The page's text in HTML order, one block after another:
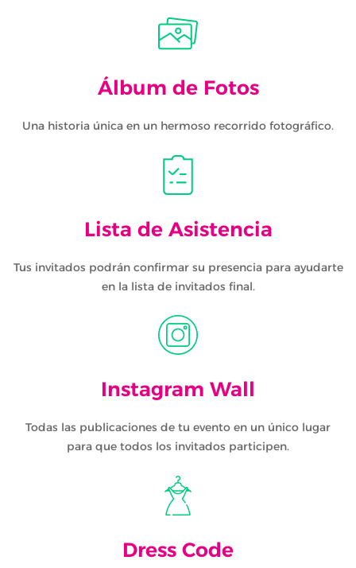
Álbum de Fotos
Una historia única en un hermoso recorrido fotográfico.
Lista de Asistencia
Tus invitados podrán confirmar su presencia para ayudarte
en la lista de invitados final.
Instagram Wall
Todas las publicaciones de tu evento en un único lugar
para que todos los invitados participen.
Dress Code